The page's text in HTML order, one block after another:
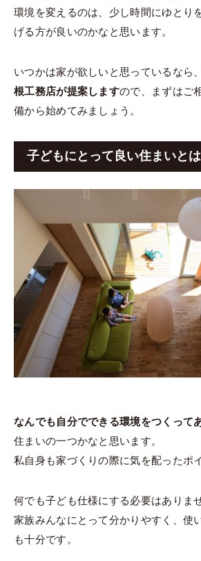
環境を変えるのは、少し時間にゆとり
げる方が良いのかなと思います。
いつかは家が欲しいと思っているなら
根工務店が提案しますので、まずはご
備から始めてみましょう。
子どもにとって良い住まいとは
なんでも自分でできる環境をつくって
住まいの一つかなと思います。
私自身も家づくりの際に気を配ったポ
何でも子ども仕様にする必要はありませ
家族みんなにとって分かりやすく、使
も十分です。